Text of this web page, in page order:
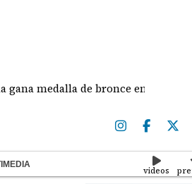
de bronce en salto largo
videos